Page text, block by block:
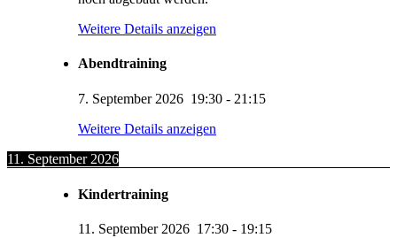
Weitere Details anzeigen
Abendtraining
7. September 2026 19:30 - 21:15
Weitere Details anzeigen
11. September 2026
Kindertraining
11. September 2026 17:30 - 19:15